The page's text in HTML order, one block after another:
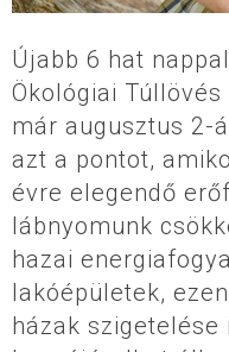
Újabb 6 hat
Ökológiai
már augusztus 2-
azt a pontot,
évre elegendő
lábnyomunk
hazai
lakóépületek,
házak szigetelése